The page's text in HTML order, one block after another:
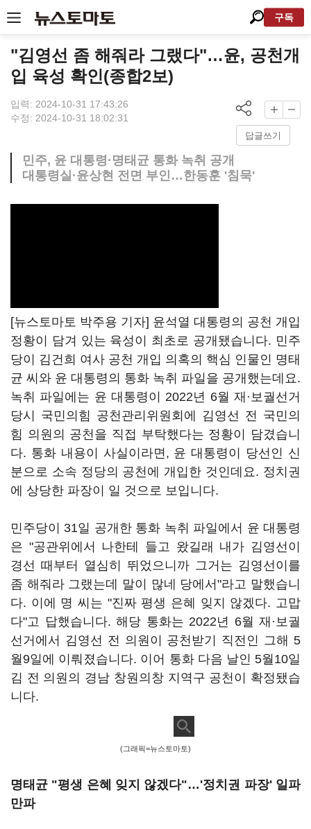
구독
"김영선 좀 해줘라 그랬다"…윤, 공천개
입 육성 확인(종합2보)
입력: 2024-10-31 17:43:26
수정: 2024-10-31 18:02:31
답글쓰기
민주, 윤 대통령·명태균 통화 녹취 공개
대통령실·윤상현 전면 부인…한동훈 '침묵'
[뉴스토마토 박주용 기자] 윤석열 대통령의 공천 개입
정황이 담겨 있는 육성이 최초로 공개됐습니다. 민주
당이 김건희 여사 공천 개입 의혹의 핵심 인물인 명태
균 씨와 윤 대통령의 통화 녹취 파일을 공개했는데요.
녹취 파일에는 윤 대통령이 2022년 6월 재·보궐선거
당시 국민의힘 공천관리위원회에 김영선 전 국민의
힘 의원의 공천을 직접 부탁했다는 정황이 담겼습니
다. 통화 내용이 사실이라면, 윤 대통령이 당선인 신
분으로 소속 정당의 공천에 개입한 것인데요. 정치권
에 상당한 파장이 일 것으로 보입니다.
민주당이 31일 공개한 통화 녹취 파일에서 윤 대통령
은 "공관위에서 나한테 들고 왔길래 내가 김영선이
경선 때부터 열심히 뛰었으니까 그거는 김영선이를
좀 해줘라 그랬는데 말이 많네 당에서"라고 말했습니
다. 이에 명 씨는 "진짜 평생 은혜 잊지 않겠다. 고맙
다"고 답했습니다. 해당 통화는 2022년 6월 재·보궐
선거에서 김영선 전 의원이 공천받기 직전인 그해 5
월9일에 이뤄졌습니다. 이어 통화 다음 날인 5월10일
김 전 의원의 경남 창원의창 지역구 공천이 확정됐습
니다.
(그래픽=뉴스토마토)
명태균 "평생 은혜 잊지 않겠다"…'정치권 파장' 일파
만파